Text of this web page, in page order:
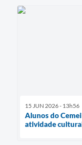
15 JUN 2026 - 13h56
Alunos do
atividade